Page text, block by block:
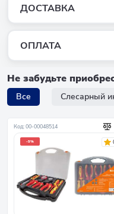
ДОСТАВКА
ОПЛАТА
Не забудьте
Все Слесарный
Код: 00-00048514
-5%